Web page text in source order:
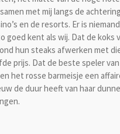
met mij langs de
en de resorts. Er is
goed kent als wij. Dat de koks
hun steaks afwerken met
prijs. Dat de beste speler
het rosse barmeisje een
de duur heeft van haar